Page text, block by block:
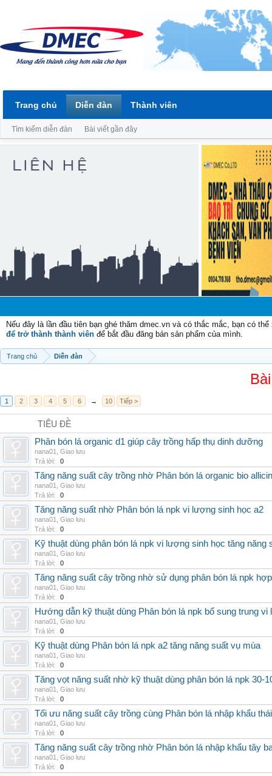
Nếu đây là lần đầu tiên bạn ghé thăm dmec.vn và có thắc mắc, bạn có
để trở thành thành viên để bắt đầu đăng bán sản phẩm của mình.
Trang chủ Diễn đàn
1 2 3 4 5 6 → 10 Tiếp >
TIÊU ĐỀ
Phân bón lá organic d1 giúp cây trồng hấp thụ dinh dưỡng
nana01
Giao lưu
Trả lời:
0
Tăng năng suất cây trồng nhờ Phân bón lá organic bio allicin
nana01
Giao lưu
Trả lời:
0
Tăng năng suất nhờ Phân bón lá npk vi lượng sinh học a2
nana01
Giao lưu
Trả lời:
0
Kỹ thuật dùng phân bón lá npk vi lượng sinh học tăng năng
nana01
Giao lưu
Trả lời:
0
Tăng năng suất cây trồng nhờ sử dụng phân bón lá npk
nana01
Giao lưu
Trả lời:
0
Hướng dẫn kỹ thuật dùng Phân bón lá npk bổ sung trung vi
nana01
Giao lưu
Trả lời:
0
Kỹ thuật dùng Phân bón lá npk a2 tăng năng suất vụ mùa
nana01
Giao lưu
Trả lời:
0
Tăng vọt năng suất nhờ kỹ thuật dùng phân bón lá npk 30-
nana01
Giao lưu
Trả lời:
0
Tối ưu năng suất cây trồng cùng Phân bón lá nhập khẩu
nana01
Giao lưu
Trả lời:
0
Tăng năng suất cây trồng nhờ Phân bón lá nhập khẩu tây
nana01
Giao lưu
Trả lời:
0
Trang chủ Diễn đàn
Tìm kiếm diễn đàn Bài viết gần đây
Thành viên